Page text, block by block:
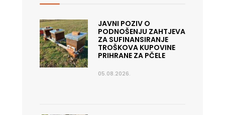
JAVNI POZIV O
PODNOŠENJU ZAHTJEVA
ZA SUFINANSIRANJE
TROŠKOVA KUPOVINE
PRIHRANE ZA PČELE
05.08.2026.